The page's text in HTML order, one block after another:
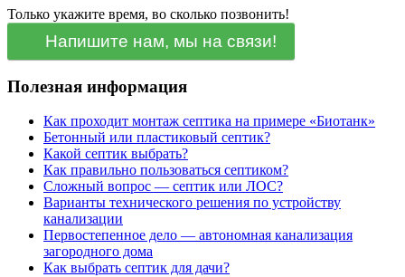
Только укажите время, во сколько позвонить!
Напишите нам, мы на связи!
Полезная информация
Как проходит монтаж септика на примере «Биотанк»
Бетонный или пластиковый септик?
Какой септик выбрать?
Как правильно пользоваться септиком?
Сложный вопрос — септик или ЛОС?
Варианты технического решения по устройству
канализации
Первостепенное дело — автономная канализация
загородного дома
Как выбрать септик для дачи?